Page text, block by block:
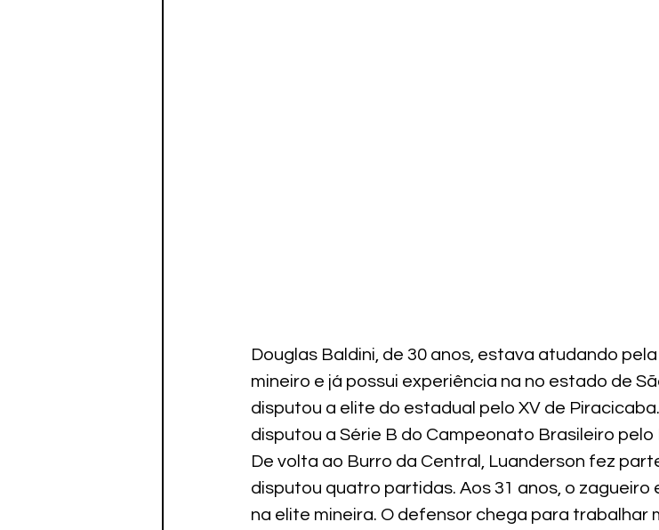
Douglas Baldini, de 30 anos, estava atudando
mineiro e já possui experiência na no estado de
disputou a elite do estadual pelo XV de
disputou a Série B do Campeonato Brasileiro pelo
De volta ao Burro da Central, Luanderson fez
disputou quatro partidas. Aos 31 anos, o
na elite mineira. O defensor chega para trabalhar